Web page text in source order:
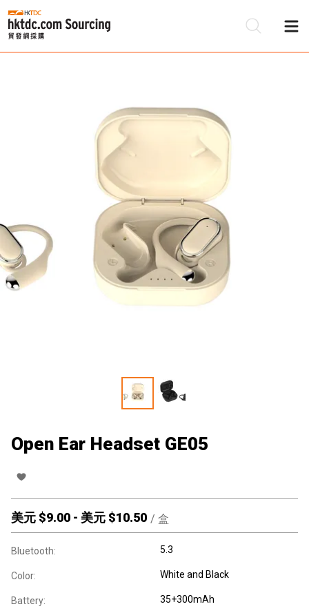
Open Ear Headset GE05
美元 $9.00 - 美元 $10.50 / 盒
Bluetooth: 5.3
Color: White and Black
Battery: 35+300mAh